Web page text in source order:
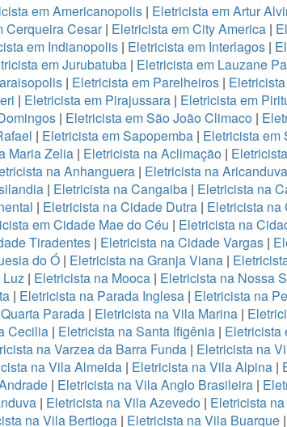
em Americanopolis | Eletricista em Artur
Cerqueira Cesar| Eletricista em City America |
em Indianopolis | Eletricista em Interlagos |
em Jurubatuba| Eletricista em Lauzane
| Eletricista em Parelheiros|
| Eletricista em Pirajussara| Eletricista em
| Eletricista em São João Climaco|
| Eletricista em Sapopemba | Eletricista em
Maria Zelia | Eletricista na Aclimação |
na Anhanguera| Eletricista na Aricanduva
| Eletricista na Cangaiba| Eletricista na
| Eletricista na Cidade Dutra | Eletricista na
em Cidade Mae do Céu | Eletricista na
Tiradentes| Eletricista na Cidade Vargas |
do Ó| Eletricista na Granja Viana|
Luz | Eletricista na Mooca | Eletricista na Nossa
| Eletricista na Parada Inglesa | Eletricista na
Parada| Eletricista na Vila Marina|
Cecilia| Eletricista na Santa Ifigênia | Eletricista
na Varzea da Barra Funda | Eletricista na
na Vila Almeida | Eletricista na Vila Alpina |
| Eletricista na Vila Anglo Brasileira |
| Eletricista na Vila Azevedo | Eletricista
na Vila Bertioga | Eletricista na Vila Buarque |